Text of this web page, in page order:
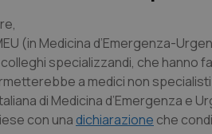
,
(in Medicina d’Emergenza-
specializzandi, che hanno
a medici non
di Medicina d’Emergenza e
con una dichiarazione che